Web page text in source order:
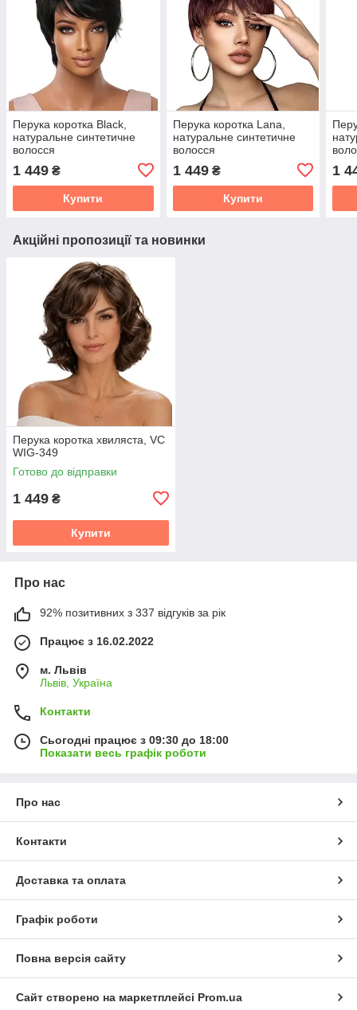
Перука коротка Black,
натуральне синтетичне
волосся
1 449 ₴
Купити
Перука коротка Lana,
натуральне синтетичне
волосся
1 449₴
Купити
1
Акційні пропозиції та новинки
Перука коротка хвиляста, VC
WIG-349
Готово до відправки
1 449 ₴
Купити
Про нас
92% позитивних з 337 відгуків за рік
Працює з 16.02.2022
м. Львів
Львів, Україна
Контакти
Сьогодні працює з 09:30 до 18:00
Показати весь графік роботи
Про нас
Контакти
Доставка та оплата
Графік роботи
Повна версія сайту
Сайт створено на маркетплейсі Prom.ua